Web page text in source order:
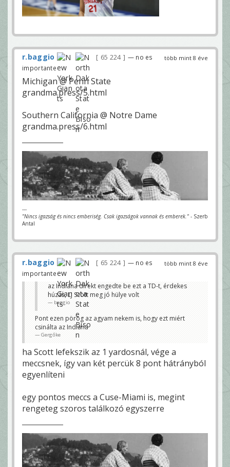
több mint 8 éve
r.baggio 65 224
— no es
importante
Michigan @ Penn State
grandma.press/5.html
Southern California @ Notre Dame
grandma.press/6.html
---
"Nincs igazság és nincs emberiség. Csak igazságok vannak és emberek." - Szerb
Antal
több mint 8 éve
r.baggio 65 224
— no es
importante
az Indiana direkt engedte be ezt a TD-t, érdekes
húzás, LJ Scott meg jó hülye volt
baggio
Pont ezen pörög az agyam nekem is, hogy ezt miért
csinálta az Indiana
Gergőke
ha Scott lefekszik az 1 yardosnál, vége a
meccsnek, így van két percük 8 pont hátrányból
egyenlíteni
egy pontos meccs a Cuse-Miami is, megint
rengeteg szoros találkozó egyszerre